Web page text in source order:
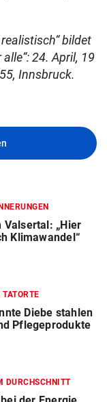
bildet
24. April, 19
Innsbruck.
Valsertal: „Hier
Klimawandel“
TATORTE
Diebe stahlen
Pflegeprodukte
DURCHSCHNITT